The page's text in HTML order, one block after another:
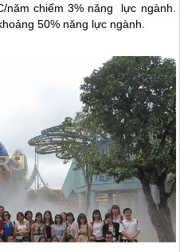
năm chiếm 3% năng lực ngành.
50% năng lực ngành.